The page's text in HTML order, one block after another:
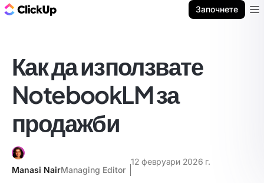
Започнете
Как да използвате
NotebookLM за
продажби
Manasi NairManaging Editor
12 февруари 2026 г.